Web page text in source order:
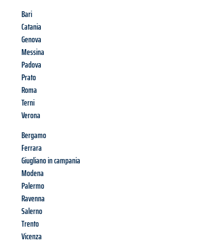
Bari
Catania
Genova
Messina
Padova
Prato
Roma
Terni
Verona
Bergamo
Ferrara
Giugliano in campania
Modena
Palermo
Ravenna
Salerno
Trento
Vicenza